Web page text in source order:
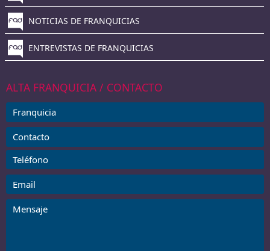
NOTICIAS DE FRANQUICIAS
ENTREVISTAS DE FRANQUICIAS
ALTA FRANQUICIA / CONTACTO